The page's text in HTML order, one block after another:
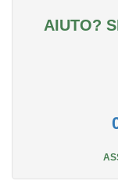
AIUTO?